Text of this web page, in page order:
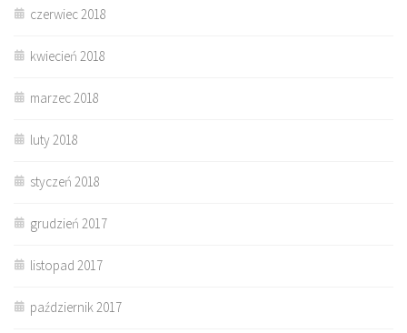
czerwiec 2018
kwiecień 2018
marzec 2018
luty 2018
styczeń 2018
grudzień 2017
listopad 2017
październik 2017